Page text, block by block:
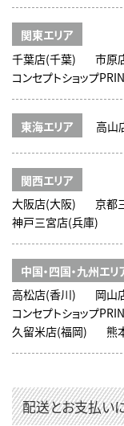
関東エリア
千葉店(千葉)
市原
コンセプトショップ
東海エリア 高山
関西エリア
大阪店(大阪)
京都
神戸三宮店(兵庫)
中国・四国・九州エリ
高松店(香川)
岡山
コンセプトショップ
久留米店(福岡)
熊
配送とお支払い